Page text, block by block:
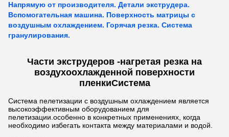
Напрямую от производителя. Детали экструдера.
Вспомогательная машина. Поверхность матрицы с
воздушным охлаждением. Горячая резка. Система
гранулирования.
Части экструдеров -нагретая резка на
воздухоохлажденной поверхности
пленкиСистема
Система пелетизации с воздушным охлаждением является
высокоэффективным оборудованием для
пелетизации.особенно в конкретных применениях, когда
необходимо избегать контакта между материалами и водой.